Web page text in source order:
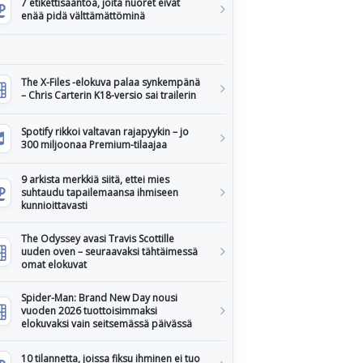
7 etikettisääntöä, joita nuoret eivät
enää pidä välttämättöminä
The X-Files -elokuva palaa synkempänä
– Chris Carterin K18-versio sai trailerin
Spotify rikkoi valtavan rajapyykin – jo
300 miljoonaa Premium-tilaajaa
9 arkista merkkiä siitä, ettei mies
suhtaudu tapailemaansa ihmiseen
kunnioittavasti
The Odyssey avasi Travis Scottille
uuden oven – seuraavaksi tähtäimessä
omat elokuvat
Spider-Man: Brand New Day nousi
vuoden 2026 tuottoisimmaksi
elokuvaksi vain seitsemässä päivässä
10 tilannetta, joissa fiksu ihminen ei tuo